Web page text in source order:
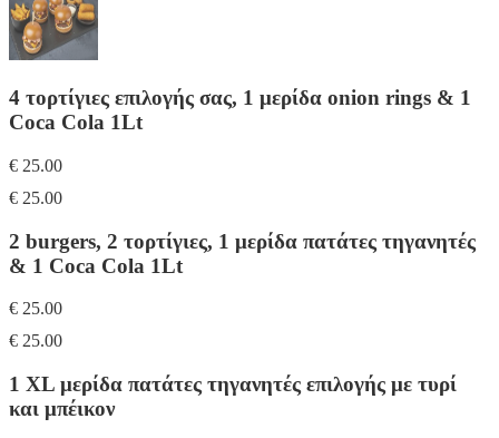
4 τορτίγιες επιλογής σας, 1 μερίδα onion rings & 1
Coca Cola 1Lt
€ 25.00
€ 25.00
2 burgers, 2 τορτίγιες, 1 μερίδα πατάτες τηγανητές
& 1 Coca Cola 1Lt
€ 25.00
€ 25.00
1 XL μερίδα πατάτες τηγανητές επιλογής με τυρί
και μπέικον